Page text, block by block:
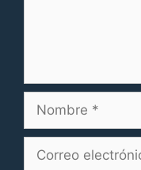
Nombre
Correo